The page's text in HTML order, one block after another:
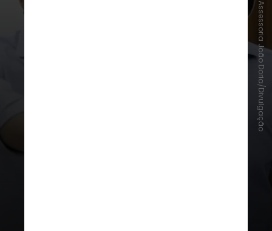
Assessoria João Doria/Divulgação